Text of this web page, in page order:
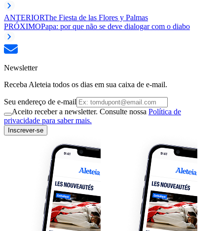
ANTERIORThe Fiesta de las Flores y Palmas
PRÓXIMOPapa: por que não se deve dialogar com o diabo
Newsletter
Receba Aleteia todos os dias em sua caixa de e-mail.
Seu endereço de e-mail
Aceito receber a newsletter. Consulte nossa Política de
privacidade para saber mais.
Inscrever-se